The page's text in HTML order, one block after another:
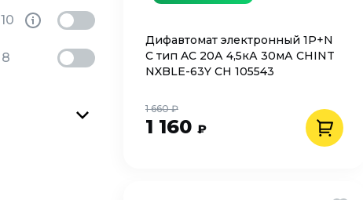
10
8
Дифавтомат электронный 1P+N
C тип AC 20А 4,5кА 30мА CHINT
NXBLE-63Y CH 105543
1 160 ₽
1 660 ₽